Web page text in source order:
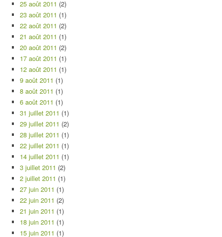
25 août 2011 (2)
23 août 2011 (1)
22 août 2011 (2)
21 août 2011 (1)
20 août 2011 (2)
17 août 2011 (1)
12 août 2011 (1)
9 août 2011 (1)
8 août 2011 (1)
6 août 2011 (1)
31 juillet 2011 (1)
29 juillet 2011 (2)
28 juillet 2011 (1)
22 juillet 2011 (1)
14 juillet 2011 (1)
3 juillet 2011 (2)
2 juillet 2011 (1)
27 juin 2011 (1)
22 juin 2011 (2)
21 juin 2011 (1)
18 juin 2011 (1)
15 juin 2011 (1)